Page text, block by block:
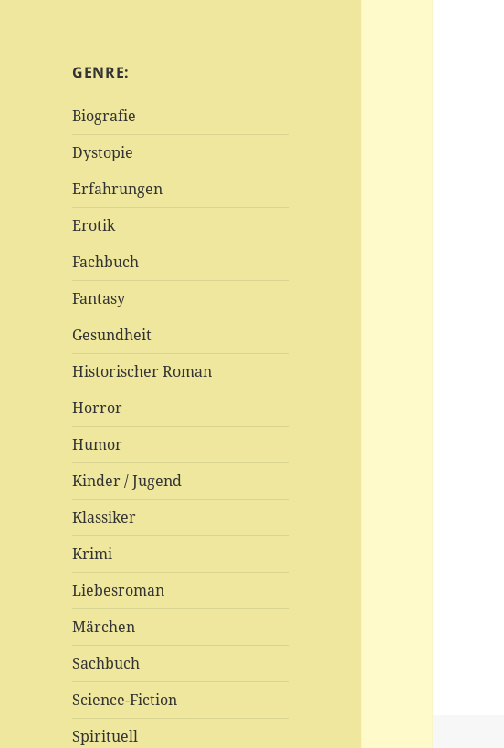
GENRE:
Biografie
Dystopie
Erfahrungen
Erotik
Fachbuch
Fantasy
Gesundheit
Historischer Roman
Horror
Humor
Kinder / Jugend
Klassiker
Krimi
Liebesroman
Märchen
Sachbuch
Science-Fiction
Spirituell